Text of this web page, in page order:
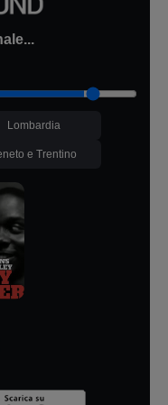
Lombardia
e Trentino